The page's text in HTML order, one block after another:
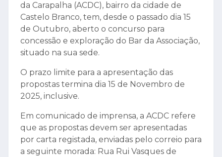
da Carapalha (ACDC), bairro da cidade de
Castelo Branco, tem, desde o passado dia 15
de Outubro, aberto o concurso para
concessão e exploração do Bar da Associação,
situado na sua sede.
O prazo limite para a apresentação das
propostas termina dia 15 de Novembro de
2025, inclusive.
Em comunicado de imprensa, a ACDC refere
que as propostas devem ser apresentadas
por carta registada, enviadas pelo correio para
a seguinte morada: Rua Rui Vasques de